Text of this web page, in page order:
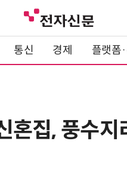
통신 경제 플랫폼
집, 풍수지